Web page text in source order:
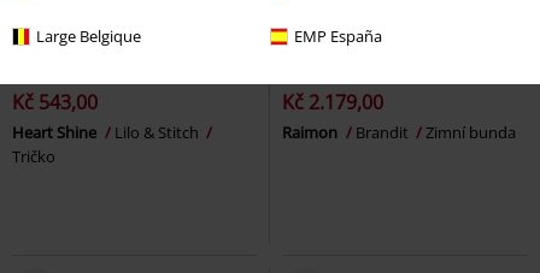
Large Belgique EMP España
% Exkluzivní
Kč 543,00
Heart Shine
Lilo & Stitch
Tričko
Téměř vyprodáno
Kč 2.179,00
Raimon Brandit Zimní bunda